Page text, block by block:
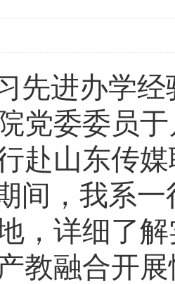
先进办学
党委委员
赴山东传
间，我系
，详细了
教融合开